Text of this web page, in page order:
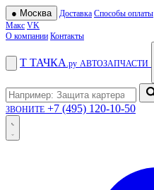
● Москва Доставка Способы оплаты
Макс VK
О компании Контакты
Т ТАЧКА .ру АВТОЗАПЧАСТИ
ЗВОНИТЕ +7 (495) 120-10-50